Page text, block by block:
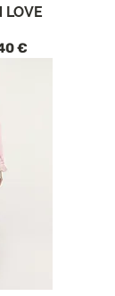
LOVE
со скидкой
€